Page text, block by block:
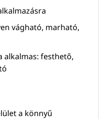
vágható, marható,
alkalmas: festhető,
a könnyű